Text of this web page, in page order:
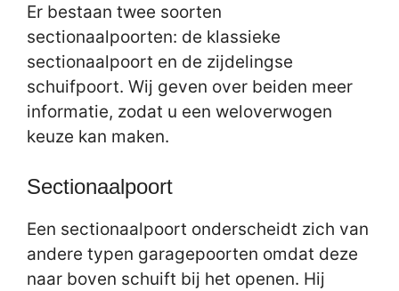
Er bestaan twee soorten
sectionaalpoorten: de klassieke
sectionaalpoort en de zijdelingse
schuifpoort. Wij geven over beiden meer
informatie, zodat u een weloverwogen
keuze kan maken.
Sectionaalpoort
Een sectionaalpoort onderscheidt zich van
andere typen garagepoorten omdat deze
naar boven schuift bij het openen. Hij